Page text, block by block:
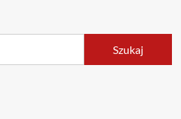
Szukaj